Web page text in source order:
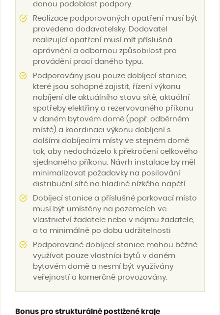
danou podoblast podpory.
Realizace podporovaných opatření musí být
provedena dodavatelsky. Dodavatel
realizující opatření musí mít příslušná
oprávnění a odbornou způsobilost pro
provádění prací daného typu.
Podporovány jsou pouze dobíjecí stanice,
které jsou schopné zajistit, řízení výkonu
nabíjení dle aktuálního stavu sítě, aktuální
spotřeby elektřiny a rezervovaného příkonu
v daném bytovém domě (popř. odběrném
místě) a koordinaci výkonu dobíjení s
dalšími dobíjecími místy ve stejném domě
tak, aby nedocházelo k překročení celkového
sjednaného příkonu. Návrh instalace by měl
minimalizovat požadavky na posilování
distribuční sítě na hladině nízkého napětí.
Dobíjecí stanice a příslušné parkovací místo
musí být umístěny na pozemcích ve
vlastnictví žadatele nebo v nájmu žadatele,
a to minimálně po dobu udržitelnosti
Podporované dobíjecí stanice mohou běžně
využívat pouze vlastníci bytů v daném
bytovém domě a nesmí být využívány
veřejností a komerčně provozovány.
Bonus pro strukturálně postižené kraje